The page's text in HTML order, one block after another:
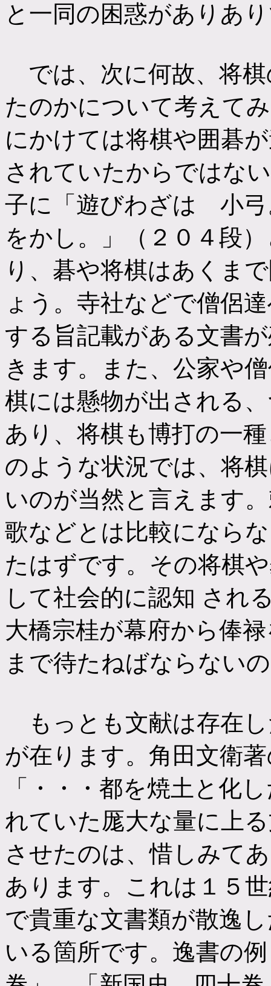
と一同の困惑がありあ
では、次に何故、将
たのかについて考えて
にかけては将棋や囲碁
されていたからではな
子に「遊びわざは 小弓
をかし。」（２０４段
り、碁や将棋はあくま
ょう。寺社などで僧侶
する旨記載がある文書
きます。また、公家や
棋には懸物が出される
あり、将棋も博打の一
のような状況では、将
いのが当然と言えます
歌などとは比較になら
たはずです。その将棋
して社会的に認知 され
大橋宗桂が幕府から俸
まで待たねばならない
もっとも文献は存在
が在ります。角田文衛
「・・・都を焼土と化
れていた厖大な量に上
させたのは、惜しみて
あります。これは１５
で貴重な文書類が散逸
いる箇所です。逸書の